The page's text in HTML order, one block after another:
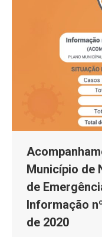
Município de
de
Informação
de 2020